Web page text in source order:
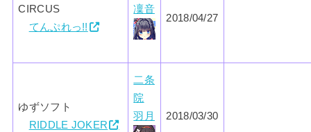
CIRCUS
てんぷれっ!!
凜音
2018/04/27
ゆずソフト
RIDDLE JOKER
二条
院
羽月
2018/03/30